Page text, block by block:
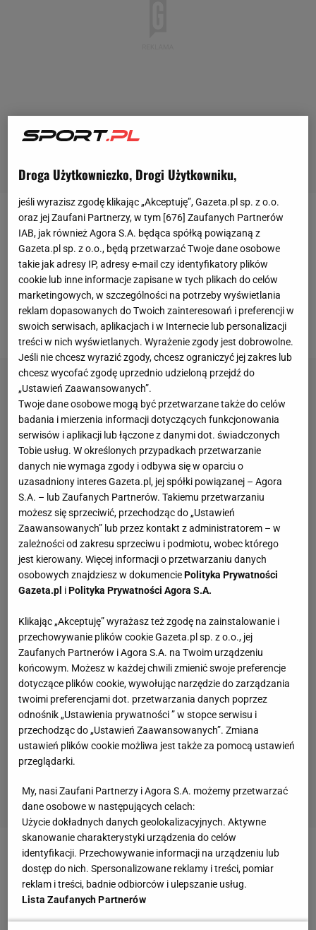
W niedzielę federacja zwolniła trenera Carlosa
Dungę, którego media wykreowały na głównego
winowajcę słabego występu "Canarinhos" na
mistrzostwach świata. Brazylijczycy przegrali z
Holandią i po raz drugi z rzędu zakończyli swoją
przygodę z mundialem już na ćwierćfinale.
Wśród trenerów znajdujących się na liście federacji
znaleźć można nazwisko Luiz Felipe Scolari. Dla 61-
letniego szkoleniowca byłby to powrót na trenerską
ławkę reprezentacji. Wcześniej, w 2002 roku,
Droga Użytkowniczko, Drogi Użytkowniku,
jeśli wyrazisz zgodę klikając „Akceptuję”, Gazeta.pl sp. z o.o.
oraz jej Zaufani Partnerzy, w tym [676] Zaufanych Partnerów
IAB, jak również Agora S.A. będąca spółką powiązaną z
Gazeta.pl sp. z o.o., będą przetwarzać Twoje dane osobowe
takie jak adresy IP, adresy e-mail czy identyfikatory plików
cookie lub inne informacje zapisane w tych plikach do celów
marketingowych, w szczególności na potrzeby wyświetlania
reklam dopasowanych do Twoich zainteresowań i preferencji w
swoich serwisach, aplikacjach i w Internecie lub personalizacji
treści w nich wyświetlanych. Wyrażenie zgody jest dobrowolne.
Jeśli nie chcesz wyrazić zgody, chcesz ograniczyć jej zakres lub
chcesz wycofać zgodę uprzednio udzieloną przejdź do
„Ustawień Zaawansowanych”.
Twoje dane osobowe mogą być przetwarzane także do celów
badania i mierzenia informacji dotyczących funkcjonowania
serwisów i aplikacji lub łączone z danymi dot. świadczonych
Tobie usług. W określonych przypadkach przetwarzanie
danych nie wymaga zgody i odbywa się w oparciu o
uzasadniony interes Gazeta.pl, jej spółki powiązanej – Agora
S.A. – lub Zaufanych Partnerów. Takiemu przetwarzaniu
możesz się sprzeciwić, przechodząc do „Ustawień
Zaawansowanych” lub przez kontakt z administratorem – w
zależności od zakresu sprzeciwu i podmiotu, wobec którego
jest kierowany. Więcej informacji o przetwarzaniu danych
osobowych znajdziesz w dokumenciePolityka Prywatności
Gazeta.pl iPolityka Prywatności Agora S.A.
Klikając „Akceptuję” wyrażasz też zgodę na zainstalowanie i
przechowywanie plików cookie Gazeta.pl sp. z o.o., jej
Zaufanych Partnerów i Agora S.A. na Twoim urządzeniu
końcowym. Możesz w każdej chwili zmienić swoje preferencje
dotyczące plików cookie, wywołując narzędzie do zarządzania
twoimi preferencjami dot. przetwarzania danych poprzez
odnośnik „Ustawienia prywatności ” w stopce serwisu i
przechodząc do „Ustawień Zaawansowanych”. Zmiana
ustawień plików cookie możliwa jest także za pomocą ustawień
przeglądarki.
My, nasi Zaufani Partnerzy i Agora S.A. możemy przetwarzać
dane osobowe w następujących celach:
Użycie dokładnych danych geolokalizacyjnych. Aktywne
skanowanie charakterystyki urządzenia do celów
identyfikacji. Przechowywanie informacji na urządzeniu lub
dostęp do nich. Spersonalizowane reklamy i treści, pomiar
reklam i treści, badnie odbiorców i ulepszanie usług.
Lista Zaufanych Partnerów